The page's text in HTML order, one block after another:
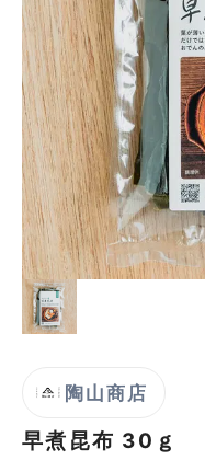
陶山商店
早煮昆布 30ｇ